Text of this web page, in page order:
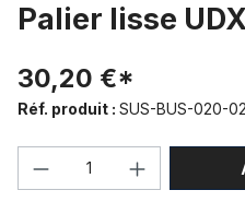
Palier lisse
30,20 €*
Réf. produit : SUS-BUS-020-
Quantité de